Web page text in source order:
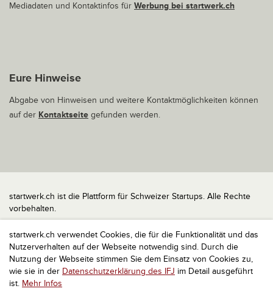
startwerk.ch verwendet Cookies, die für die Funktionalität und das
Nutzerverhalten auf der Webseite notwendig sind. Durch die
Nutzung der Webseite stimmen Sie dem Einsatz von Cookies zu,
wie sie in der Datenschutzerklärung des IFJ im Detail ausgeführt
ist. Mehr Infos
Mediadaten und Kontaktinfos für Werbung bei startwerk.ch
Eure Hinweise
Abgabe von Hinweisen und weitere Kontaktmöglichkeiten können
auf der Kontaktseite gefunden werden.
startwerk.ch ist die Plattform für Schweizer Startups. Alle Rechte
vorbehalten.
Impressum
Kontakt
nach oben